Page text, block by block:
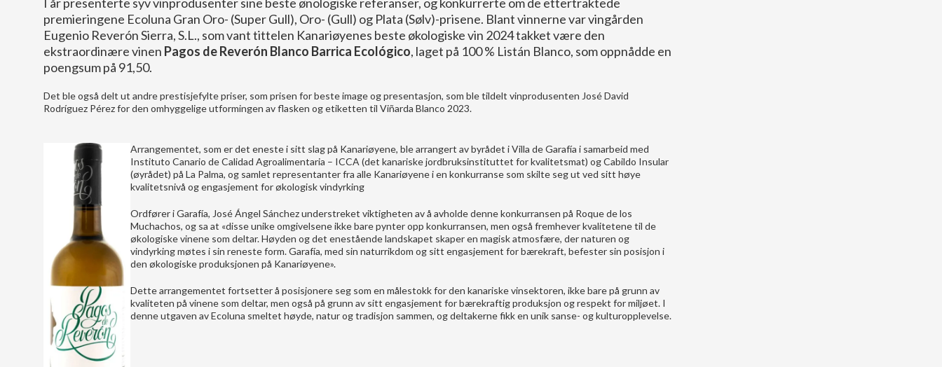
premieringene Ecoluna Gran Oro- (Super Gull), Oro- (Gull) og Plata (Sølv)-prisene. Blant vinnerne var vingården
Eugenio Reverón Sierra, S.L., som vant tittelen Kanariøyenes beste økologiske vin 2024 takket være den
ekstraordinære vinen Pagos de Reverón Blanco Barrica Ecológico, laget på 100 % Listán Blanco, som oppnådde en
poengsum på 91,50.
Det ble også delt ut andre prestisjefylte priser, som prisen for beste image og presentasjon, som ble tildelt vinprodusenten José David
Rodríguez Pérez for den omhyggelige utformingen av flasken og etiketten til Viñarda Blanco 2023.
Arrangementet, som er det eneste i sitt slag på Kanariøyene, ble arrangert av byrådet i Villa de Garafía i samarbeid med
Instituto Canario de Calidad Agroalimentaria – ICCA (det kanariske jordbruksinstituttet for kvalitetsmat) og Cabildo Insular
(øyrådet) på La Palma, og samlet representanter fra alle Kanariøyene i en konkurranse som skilte seg ut ved sitt høye
kvalitetsnivå og engasjement for økologisk vindyrking
Ordfører i Garafía, José Ángel Sánchez understreket viktigheten av å avholde denne konkurransen på Roque de los
Muchachos, og sa at «disse unike omgivelsene ikke bare pynter opp konkurransen, men også fremhever kvalitetene til de
økologiske vinene som deltar. Høyden og det enestående landskapet skaper en magisk atmosfære, der naturen og
vindyrking møtes i sin reneste form. Garafía, med sin naturrikdom og sitt engasjement for bærekraft, befester sin posisjon i
den økologiske produksjonen på Kanariøyene».
Dette arrangementet fortsetter å posisjonere seg som en målestokk for den kanariske vinsektoren, ikke bare på grunn av
kvaliteten på vinene som deltar, men også på grunn av sitt engasjement for bærekraftig produksjon og respekt for miljøet. I
denne utgaven av Ecoluna smeltet høyde, natur og tradisjon sammen, og deltakerne fikk en unik sanse- og kulturopplevelse.